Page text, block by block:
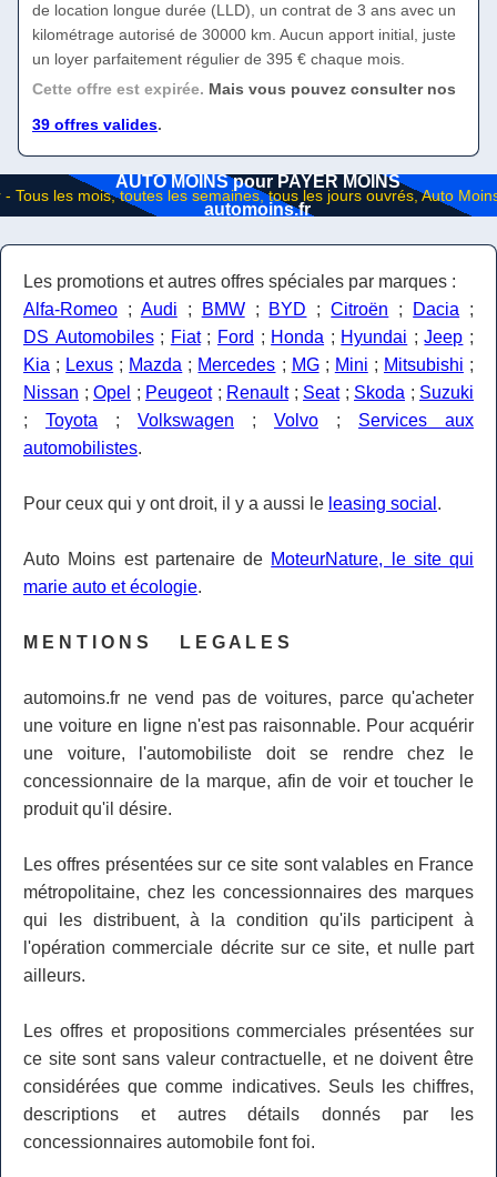
de location longue durée (LLD), un contrat de 3 ans avec un
kilométrage autorisé de 30000 km. Aucun apport initial, juste
un loyer parfaitement régulier de 395 € chaque mois.
Cette offre est expirée. Mais vous pouvez consulter nos
39 offres valides.
AUTO MOINS pour PAYER MOINS
automoins.fr
Les promotions et autres offres spéciales par marques :
Alfa-Romeo ; Audi ; BMW; BYD ;Citroën ; Dacia ;
DS Automobiles; Fiat; Ford ; Honda ; Hyundai ;Jeep ;
Kia ; Lexus ; Mazda ; Mercedes ; MG; Mini ; Mitsubishi ;
Nissan ; Opel ; Peugeot; Renault; Seat; Skoda ; Suzuki
; Toyota ; Volkswagen ; Volvo ; Services aux
automobilistes.
Pour ceux qui y ont droit, il y a aussi le leasing social .
Auto Moins est partenaire de MoteurNature, le site qui
marie auto et écologie.
M E N T I O N S L E G A L E S
automoins.fr ne vend pas de voitures, parce qu'acheter
une voiture en ligne n'est pas raisonnable. Pour acquérir
une voiture, l'automobiliste doit se rendre chez le
concessionnaire de la marque, afin de voir et toucher le
produit qu'il désire.
Les offres présentées sur ce site sont valables en France
métropolitaine, chez les concessionnaires des marques
qui les distribuent, à la condition qu'ils participent à
l'opération commerciale décrite sur ce site, et nulle part
ailleurs.
Les offres et propositions commerciales présentées sur
ce site sont sans valeur contractuelle, et ne doivent être
considérées que comme indicatives. Seuls les chiffres,
descriptions et autres détails donnés par les
concessionnaires automobile font foi.